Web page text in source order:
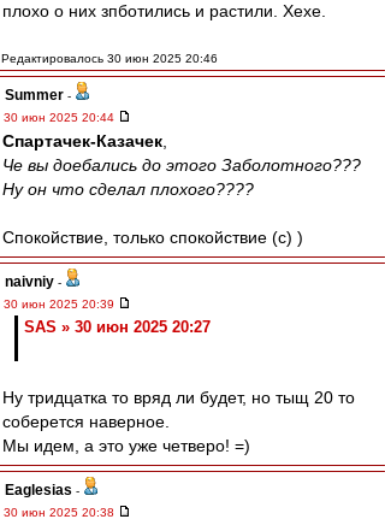
плохо о них зпботились и растили. Хехе.
Редактировалось 30 июн 2025 20:46
Summer -
30 июн 2025 20:44
Спартачек-Казачек
Че вы доебались до этого Заболотного???
Ну он что сделал плохого????
Спокойствие, только спокойствие (c) )
naivniy -
30 июн 2025 20:39
SAS » 30 июн 2025 20:27
Ну тридцатка то вряд ли будет, но тыщ 20 то
соберется наверное.
Мы идем, а это уже четверо! =)
Eaglesias -
30 июн 2025 20:38